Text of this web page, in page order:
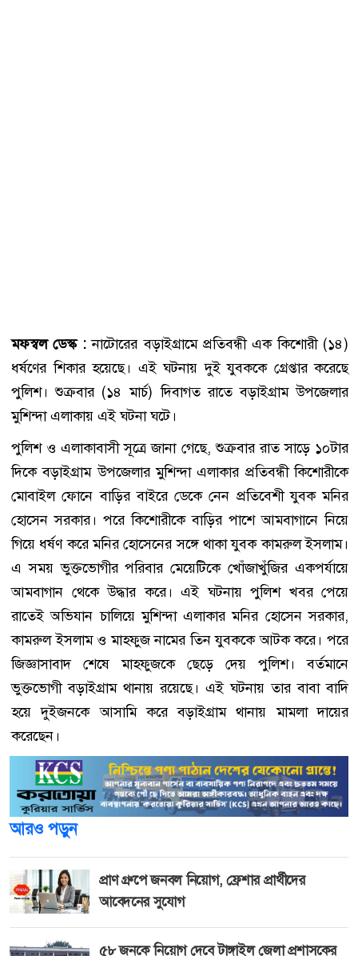
মফস্বল ডেস্ক :নাটোরের বড়াইগ্রামে প্রতিবন্ধী এক কিশোরী (১৪)
ধর্ষণের শিকার হয়েছে। এই ঘটনায় দুই যুবককে গ্রেপ্তার করেছে
পুলিশ। শুক্রবার (১৪ মার্চ) দিবাগত রাতে বড়াইগ্রাম উপজেলার
মুশিন্দা এলাকায় এই ঘটনা ঘটে।
পুলিশ ও এলাকাবাসী সূত্রে জানা গেছে, শুক্রবার রাত সাড়ে ১০টার
দিকে বড়াইগ্রাম উপজেলার মুশিন্দা এলাকার প্রতিবন্ধী কিশোরীকে
মোবাইল ফোনে বাড়ির বাইরে ডেকে নেন প্রতিবেশী যুবক মনির
হোসেন সরকার। পরে কিশোরীকে বাড়ির পাশে আমবাগানে নিয়ে
গিয়ে ধর্ষণ করে মনির হোসেনের সঙ্গে থাকা যুবক কামরুল ইসলাম।
এ সময় ভুক্তভোগীর পরিবার মেয়েটিকে খোঁজাখুঁজির একপর্যায়ে
আমবাগান থেকে উদ্ধার করে। এই ঘটনায় পুলিশ খবর পেয়ে
রাতেই অভিযান চালিয়ে মুশিন্দা এলাকার মনির হোসেন সরকার,
কামরুল ইসলাম ও মাহফুজ নামের তিন যুবককে আটক করে। পরে
জিজ্ঞাসাবাদ শেষে মাহফুজকে ছেড়ে দেয় পুলিশ। বর্তমানে
ভুক্তভোগী বড়াইগ্রাম থানায় রয়েছে। এই ঘটনায় তার বাবা বাদি
হয়ে দুইজনকে আসামি করে বড়াইগ্রাম থানায় মামলা দায়ের
করেছেন।
আরও পড়ুন
প্রাণ গ্রুপে জনবল নিয়োগ, ফ্রেশার প্রার্থীদের
আবেদনের সুযোগ
৫৮ জনকে নিয়োগ দেবে টাঙ্গাইল জেলা প্রশাসকের